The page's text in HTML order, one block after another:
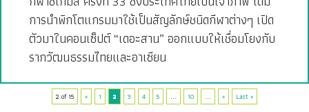
การนำพิกโตแกรมมาใช้เป็นสัญลักษ์ชนิดกีฬาต่างๆ เปิด
ตัวมาในคอนเซ็ปต์ “เดอะสาน” ออกแบบให้เชื่อมโยงกับ
รากวัฒนธรรมไทยและอาเซียน
2 of 15 « 1 2 3 4 5 ... 10 ... » Last »